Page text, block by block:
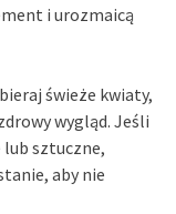
i urozmaicą
świeże kwiaty,
wygląd. Jeśli
lub sztuczne,
aby nie